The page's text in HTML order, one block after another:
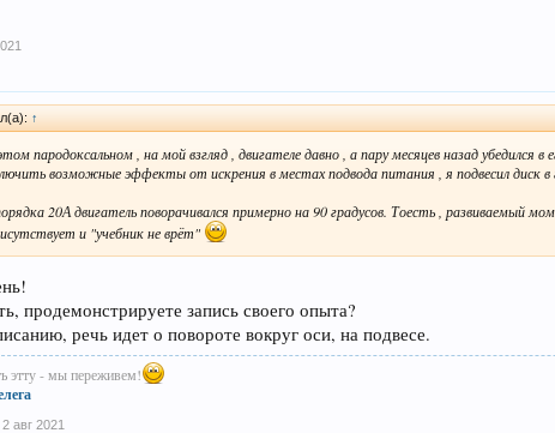
↑
пародоксальном , на мой взгляд , двигателе давно , а пару месяцев назад убедился в
возможные эффекты от искрения в местах подвода питания , я подвесил диск в
20А двигатель поворачивался примерно на 90 градусов. Тоесть , развиваемый
и "учебник не врёт"
продемонстрируете запись своего опыта?
речь идет о повороте вокруг оси, на подвесе.
этту - мы переживем!
2 авг 2021